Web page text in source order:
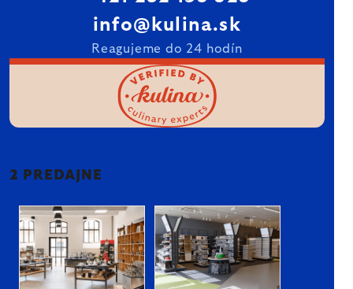
info@kulina.sk
Reagujeme do 24 hodín
2 PREDAJNE